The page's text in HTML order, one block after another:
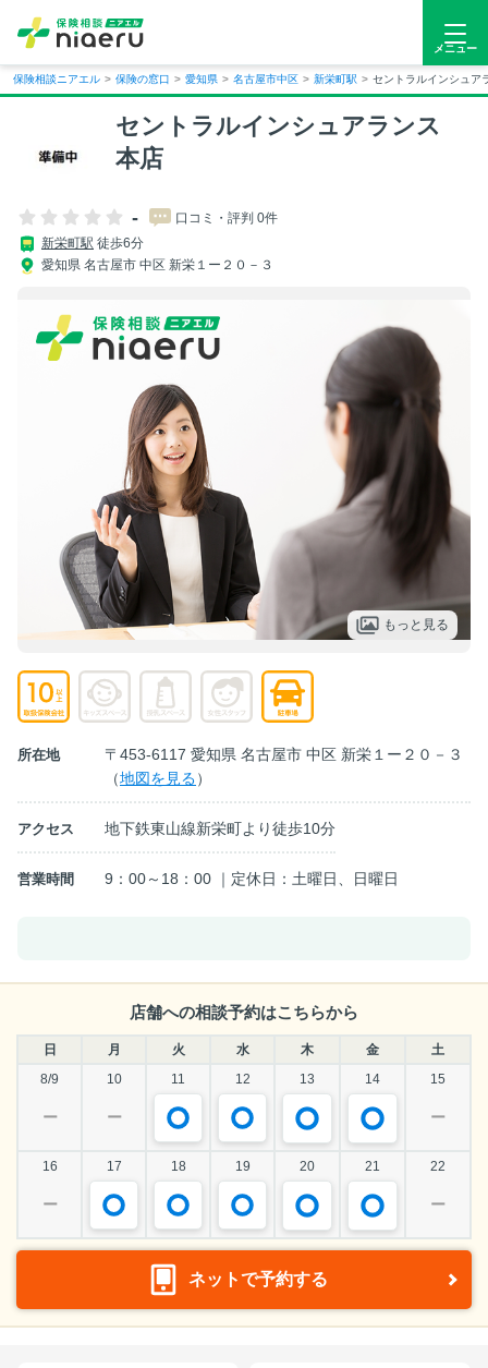
メニュー
保険相談ニアエル > 保険の窓口 > 愛知県 > 名古屋市中区 > 新栄町駅 > セントラルインシュ
セントラルインシュアランス
本店
-
口コミ・評判 0件
新栄町駅 徒歩6分
愛知県 名古屋市 中区 新栄１ー２０－３
もっと見る
所在地
〒453-6117 愛知県 名古屋市 中区 新栄１ー２０－３
（地図を見る）
アクセス 地下鉄東山線新栄町より徒歩10分
営業時間 9：00～18：00 ｜定休日：土曜日、日曜日
店舗への相談予約はこちらから
日 月 火 水 木 金
土
8/9
10 11 12 13 14 15
ー ー ー
16 17 18 19 20 21 22
ー ー
ネットで予約する